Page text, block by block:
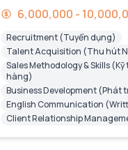
6,000,000 -
Recruitment (Tuyển dụng)
Talent Acquisition (Thu hút
Sales Methodology & Skills
hàng)
Business Development (Phát
English Communication
Client Relationship